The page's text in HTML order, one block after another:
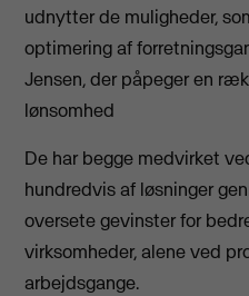
udnytter de muligheder,
optimering af
Jensen, der påpeger en
lønsomhed
De har begge medvirket
hundredvis af løsninger
oversete gevinster for
virksomheder, alene ved
arbejdsgange.